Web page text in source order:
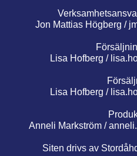
Jon Mattias Högberg /
Lisa Hofberg /
Lisa Hofberg /
Anneli Markström /
Siten drivs av